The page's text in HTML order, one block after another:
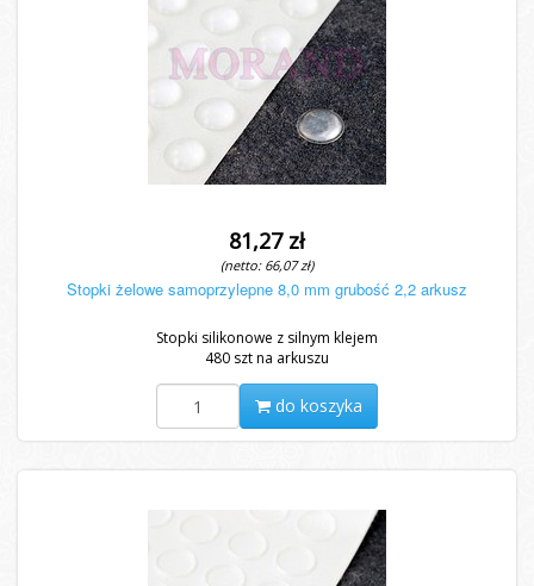
81,27 zł
(netto: 66,07 zł)
Stopki żelowe samoprzylepne 8,0 mm grubość 2,2 arkusz
Stopki silikonowe z silnym klejem
480 szt na arkuszu
do koszyka